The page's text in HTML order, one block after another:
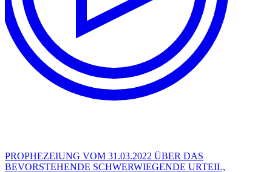
PROPHEZEIUNG VOM 31.03.2022 ÜBER DAS
BEVORSTEHENDE SCHWERWIEGENDE URTEIL,